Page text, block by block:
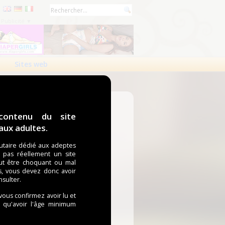
du site
adultes.
dédié aux adeptes
réellement un site
être choquant ou mal
vous devez donc avoir
confirmez avoir lu et
l'âge minimum
Sites web